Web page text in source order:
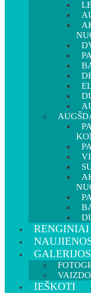
RENGINIAI
GALERIJOS
IEŠKOTI